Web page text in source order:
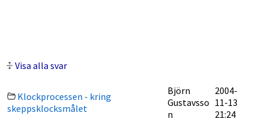
Visa alla svar
Klockprocessen - kring
skeppsklocksmålet
Björn
Gustavsso
n
2004-
11-13
21:24